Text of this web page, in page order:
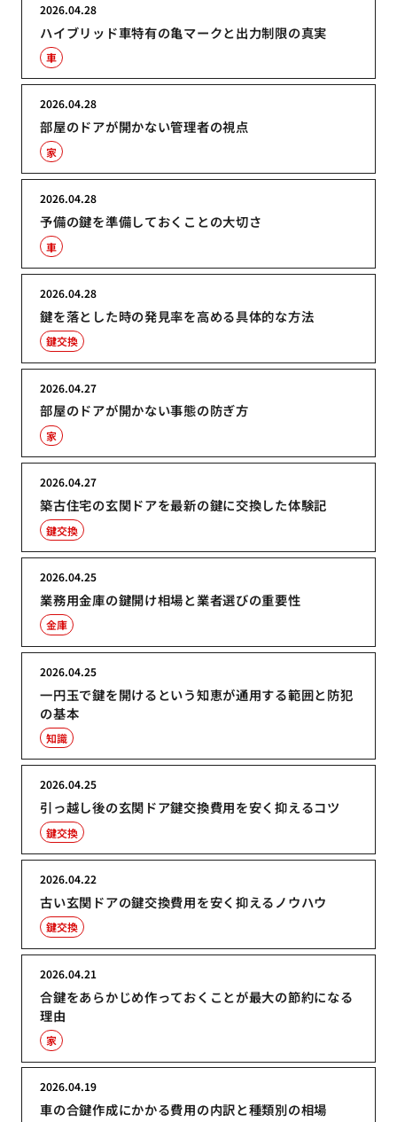
ハイブリッド車特有の亀マークと出力制限の真実
2026.04.28
車
部屋のドアが開かない管理者の視点
2026.04.28
家
予備の鍵を準備しておくことの大切さ
2026.04.28
車
鍵を落とした時の発見率を高める具体的な方法
2026.04.28
鍵交換
部屋のドアが開かない事態の防ぎ方
2026.04.27
家
築古住宅の玄関ドアを最新の鍵に交換した体験記
2026.04.27
鍵交換
業務用金庫の鍵開け相場と業者選びの重要性
2026.04.25
金庫
一円玉で鍵を開けるという知恵が通用する範囲と防犯
の基本
2026.04.25
知識
引っ越し後の玄関ドア鍵交換費用を安く抑えるコツ
2026.04.25
鍵交換
古い玄関ドアの鍵交換費用を安く抑えるノウハウ
2026.04.22
鍵交換
合鍵をあらかじめ作っておくことが最大の節約になる
理由
2026.04.21
家
車の合鍵作成にかかる費用の内訳と種類別の相場
2026.04.19